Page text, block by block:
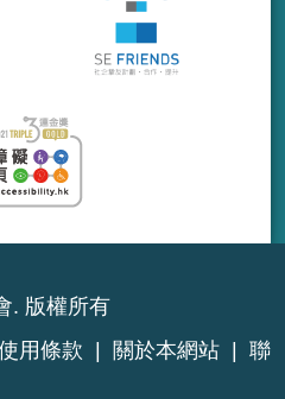
. 版權所有
用條款 關於本網站
聯